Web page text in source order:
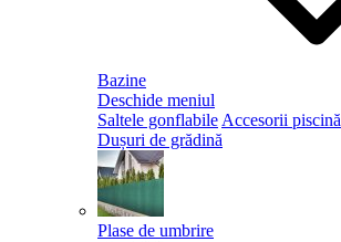
Bazine
Deschide meniul
Saltele gonflabile Accesorii piscină
Dușuri de grădină
Plase de umbrire